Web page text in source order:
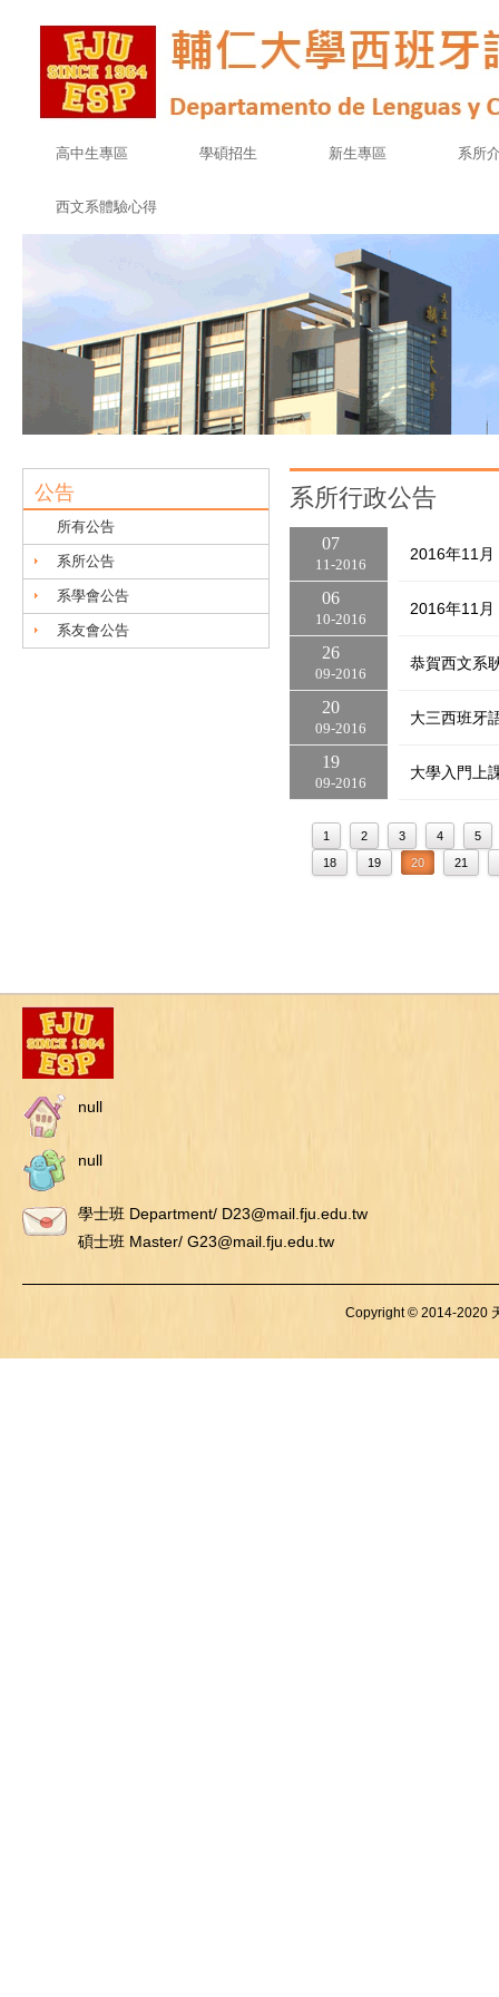
高中生專區 學碩招生 新生專區 系所
西文系體驗心得
公告
所有公告
系所公告
系學會公告
系友會公告
系所行政公告
11 2016
07
2016年11月
10 2016
06
2016年11月
09 2016
26
恭賀西文系
09 2016
20
大三西班牙
09 2016
19
大學入門上
1 2 3 4
5
18
19 20 21
null
null
學士班 Department/ D23@mail.fju.edu.tw
碩士班 Master/ G23@mail.fju.edu.tw
Copyright © 2014-2020